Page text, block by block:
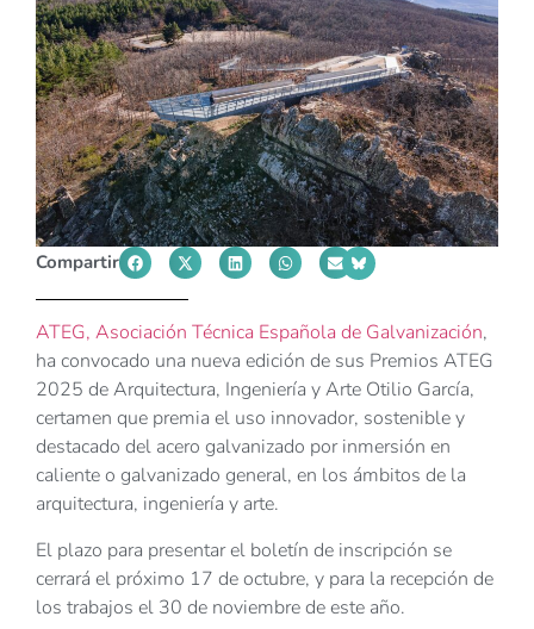
Compartir
ATEG, Asociación Técnica Española de Galvanización,
ha convocado una nueva edición de sus Premios ATEG
2025 de Arquitectura, Ingeniería y Arte Otilio García,
certamen que premia el uso innovador, sostenible y
destacado del acero galvanizado por inmersión en
caliente o galvanizado general, en los ámbitos de la
arquitectura, ingeniería y arte.
El plazo para presentar el boletín de inscripción se
cerrará el próximo 17 de octubre, y para la recepción de
los trabajos el 30 de noviembre de este año.